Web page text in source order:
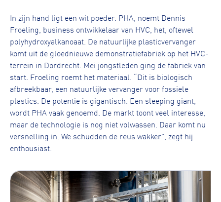
In zijn hand ligt een wit poeder. PHA, noemt Dennis
Froeling, business ontwikkelaar van HVC, het, oftewel
polyhydroxyalkanoaat. De natuurlijke plasticvervanger
komt uit de gloednieuwe demonstratiefabriek op het HVC-
terrein in Dordrecht. Mei jongstleden ging de fabriek van
start. Froeling roemt het materiaal. “Dit is biologisch
afbreekbaar, een natuurlijke vervanger voor fossiele
plastics. De potentie is gigantisch. Een sleeping giant,
wordt PHA vaak genoemd. De markt toont veel interesse,
maar de technologie is nog niet volwassen. Daar komt nu
versnelling in. We schudden de reus wakker”, zegt hij
enthousiast.